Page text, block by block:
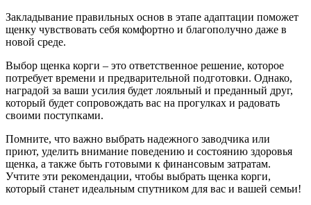
Закладывание правильных основ в этапе адаптации поможет
щенку чувствовать себя комфортно и благополучно даже в
новой среде.
Выбор щенка корги – это ответственное решение, которое
потребует времени и предварительной подготовки. Однако,
наградой за ваши усилия будет лояльный и преданный друг,
который будет сопровождать вас на прогулках и радовать
своими поступками.
Помните, что важно выбрать надежного заводчика или
приют, уделить внимание поведению и состоянию здоровья
щенка, а также быть готовыми к финансовым затратам.
Учтите эти рекомендации, чтобы выбрать щенка корги,
который станет идеальным спутником для вас и вашей семьи!